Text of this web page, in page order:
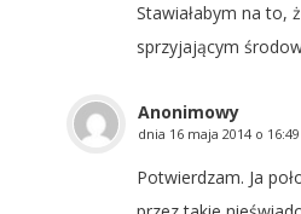
Stawiałabym na to,
sprzyjającym
Anonimowy
dnia 16 maja 2014 o 16:49
Potwierdzam. Ja